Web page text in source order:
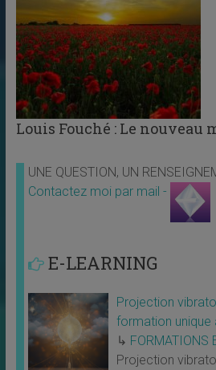
Louis Fouché : Le nouveau
UNE QUESTION, UN
Contactez moi par mail -
E-LEARNING
Projection
formation unique
↳ FORMATIONS
Projection